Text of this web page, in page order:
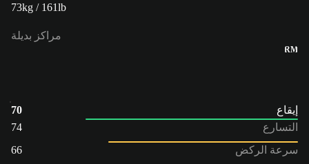
73kg / 161lb
مراكز بديلة
RM
إيقاع
70
التسارع
74
سرعة الركض
66